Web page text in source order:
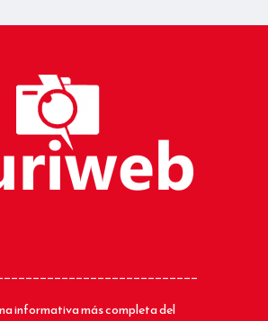
informativa más completa del